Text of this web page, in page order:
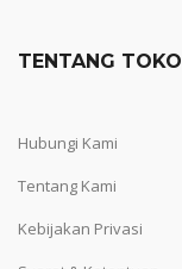
TENTANG TOKO
Hubungi Kami
Tentang Kami
Kebijakan Privasi